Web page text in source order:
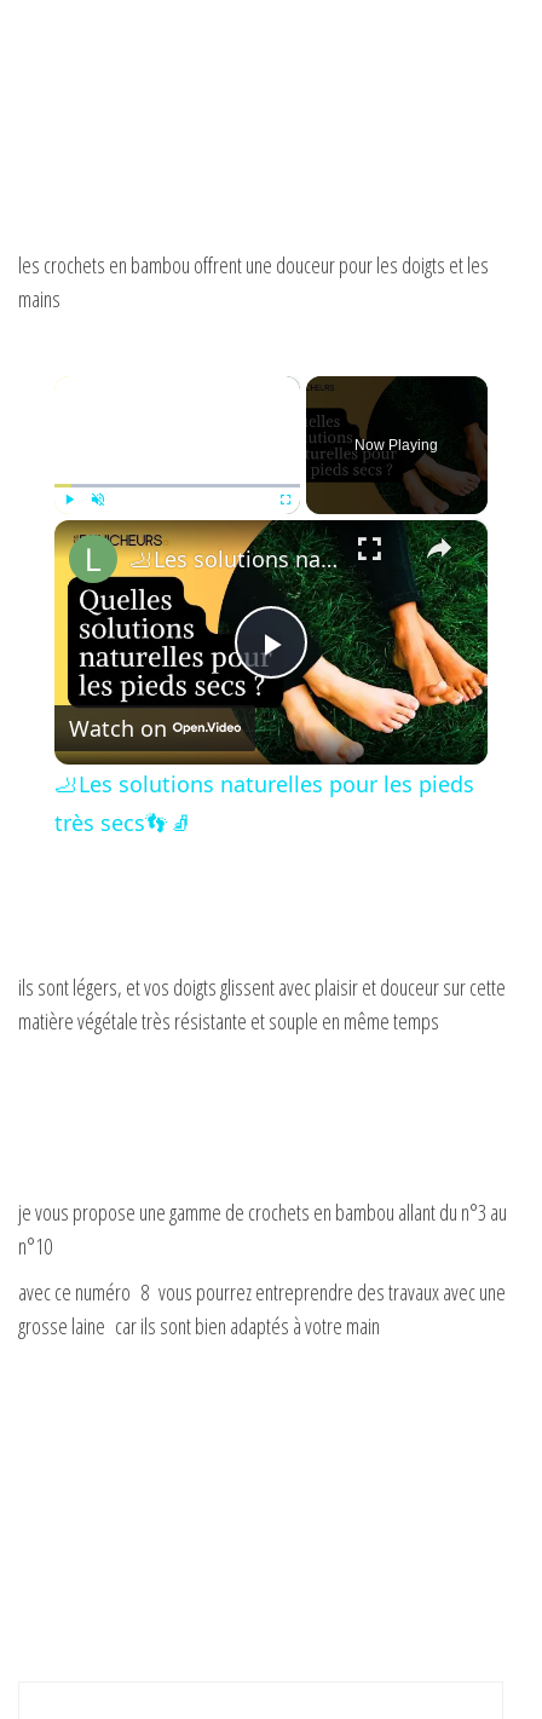
les crochets en bambou offrent une douceur pour les doigts et les
mains
×
Play Fullscreen
Now Playing
×
P
l
i
🦶 Les solutions naturelles pour les pieds très secs👣 🧦
Watch on
🦶 Les solutions naturelles pour les pieds
très secs👣 🧦
ils sont légers, et vos doigts glissent avec plaisir et douceur sur cette
matière végétale très résistante et souple en même temps
je vous propose une gamme de crochets en bambou allant du n°3 au
n°10
avec ce numéro 8 vous pourrez entreprendre des travaux avec une
grosse laine car ils sont bien adaptés à votre main